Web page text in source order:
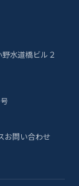
水道橋ビル２
お問い合わせ